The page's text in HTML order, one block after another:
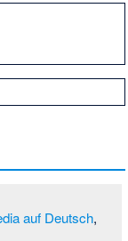
auf Deutsch,